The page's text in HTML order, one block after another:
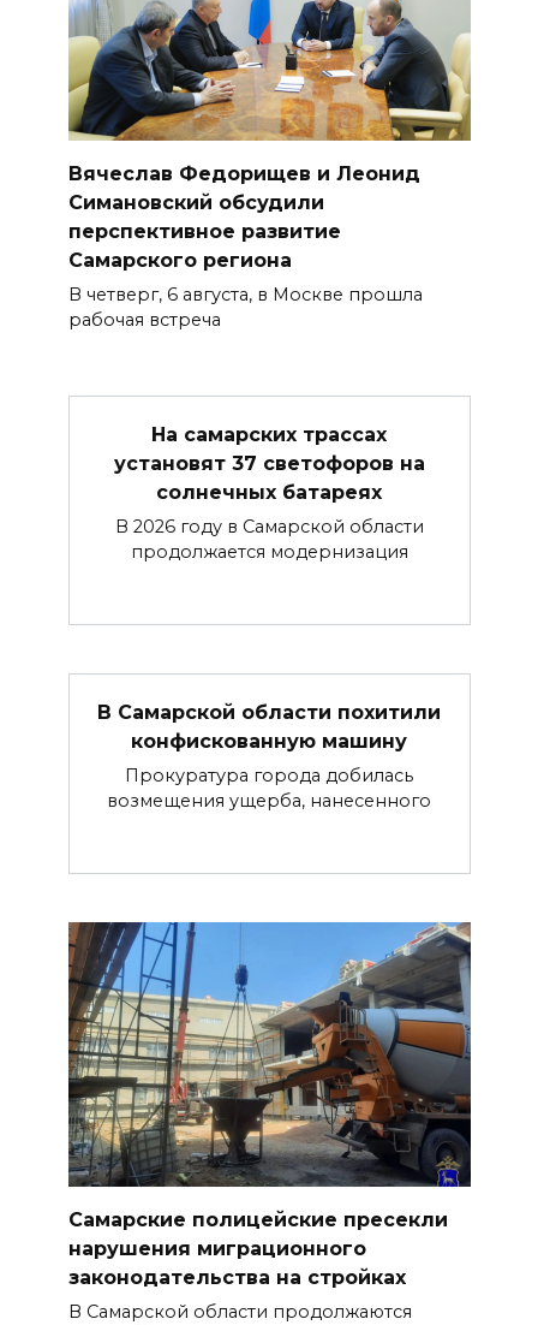
Вячеслав Федорищев и Леонид
Симановский обсудили
перспективное развитие
Самарского региона
В четверг, 6 августа, в Москве прошла
рабочая встреча
На самарских трассах
установят 37 светофоров на
солнечных батареях
В 2026 году в Самарской области
продолжается модернизация
В Самарской области похитили
конфискованную машину
Прокуратура города добилась
возмещения ущерба, нанесенного
Самарские полицейские пресекли
нарушения миграционного
законодательства на стройках
В Самарской области продолжаются